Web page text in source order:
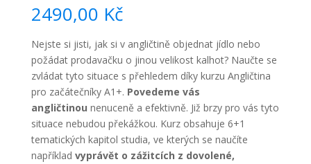
2490,00 Kč
Nejste si jisti, jak si v angličtině objednat jídlo nebo
požádat prodavačku o jinou velikost kalhot? Naučte se
zvládat tyto situace s přehledem díky kurzu Angličtina
pro začátečníky A1+. Povedeme vás
angličtinou nenuceně a efektivně. Již brzy pro vás tyto
situace nebudou překážkou. Kurz obsahuje 6+1
tematických kapitol studia, ve kterých se naučíte
například vyprávět o zážitcích z dovolené,